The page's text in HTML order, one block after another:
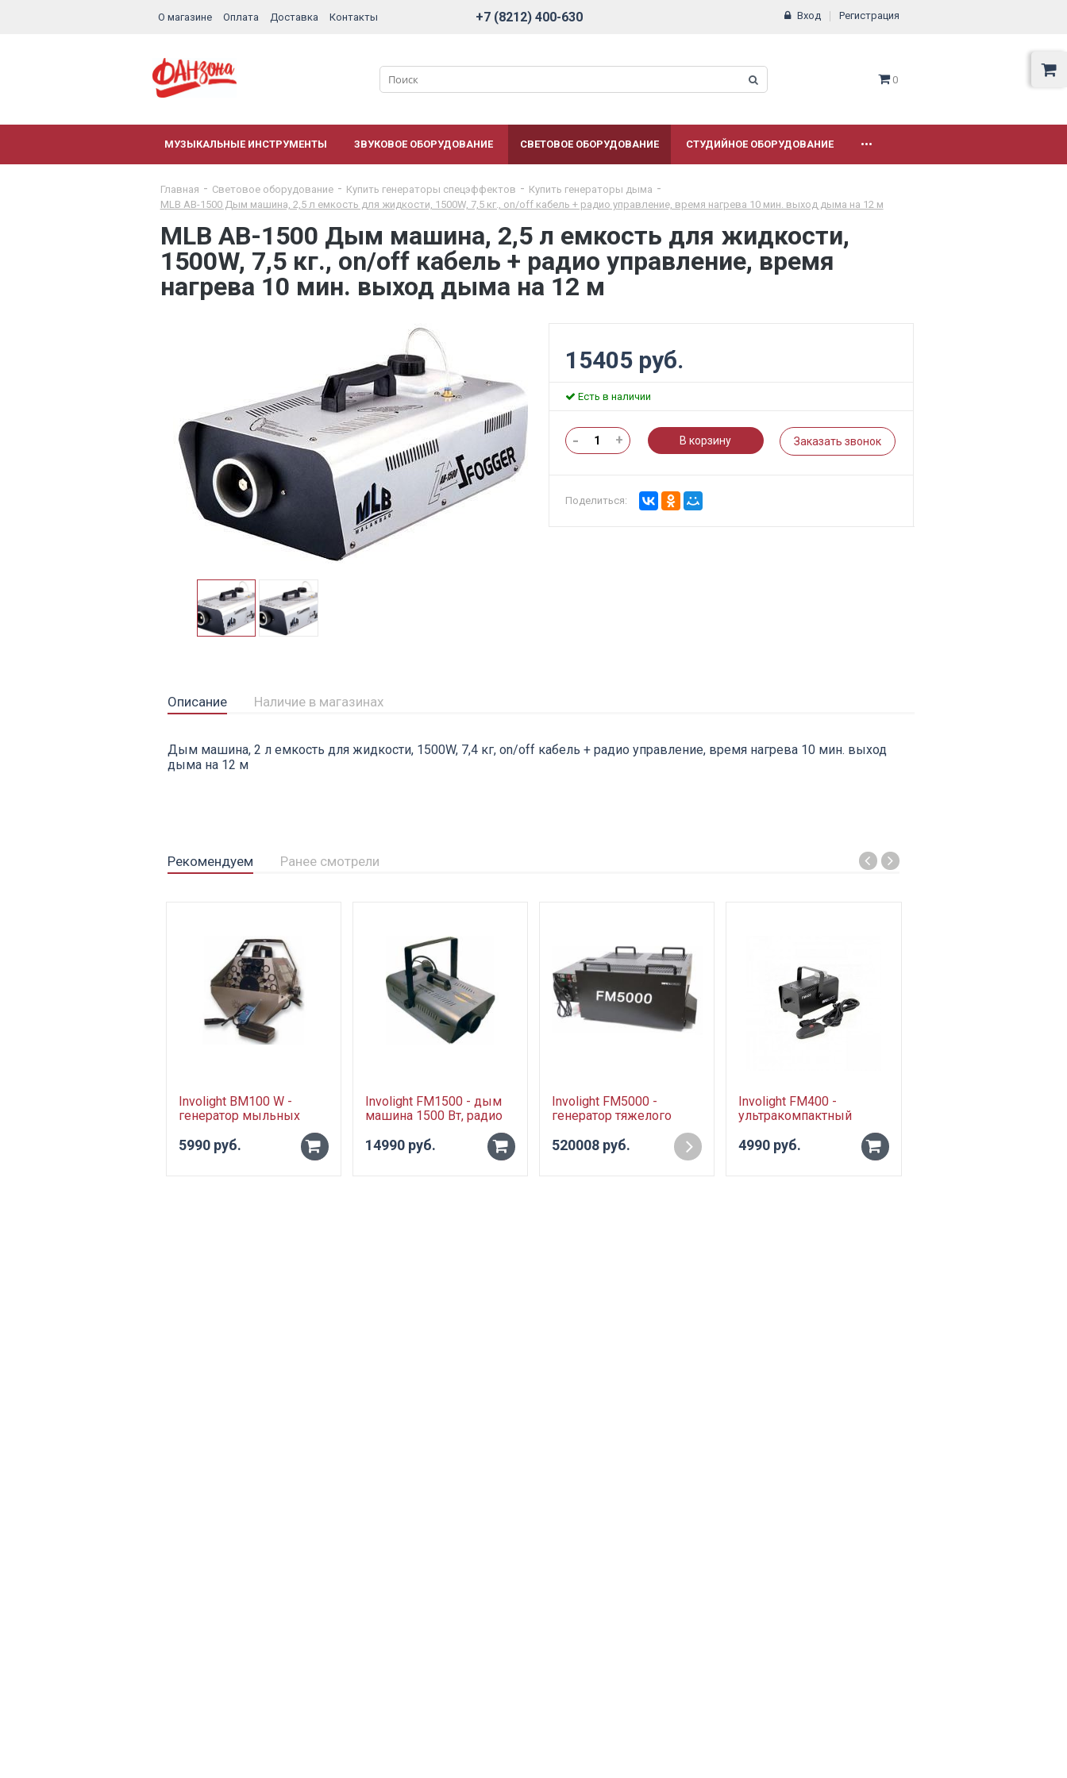
О магазине Оплата Доставка Контакты +7 (8212) 400-630 Вход Регистрация
0
МУЗЫКАЛЬНЫЕ ИНСТРУМЕНТЫ ЗВУКОВОЕ ОБОРУДОВАНИЕ СВЕТОВОЕ ОБОРУДОВАНИЕ СТУДИЙНОЕ ОБОРУДОВАНИЕ •••
Главная Световое оборудование Купить генераторы спецэффектов
Купить генераторы дыма
MLB AB-1500 Дым машина, 2,5 л емкость для жидкости, 1500W, 7,5 кг., on/off кабель + радио управление, время нагрева 10 мин. выход дыма на 12 м
MLB AB-1500 Дым машина, 2,5 л емкость для жидкости,
1500W, 7,5 кг., on/off кабель + радио управление, время
нагрева 10 мин. выход дыма на 12 м
15405 руб.
Есть в наличии
- + В корзину Заказать звонок
Поделиться:
Описание Наличие в магазинах
Дым машина, 2 л емкость для жидкости, 1500W, 7,4 кг, on/off кабель + радио управление, время нагрева 10 мин. выход
дыма на 12 м
Рекомендуем Ранее смотрели
Involight BM100 W -
генератор мыльных
5990 руб. -
Involight FM1500 - дым
машина 1500 Вт, радио
14990 руб. -
Involight FM5000 -
генератор тяжелого
холодильным агрегатом,
5 кВт, DMX-512
520008 руб.
Involight FM400 -
ультракомпактный
генератор дыма, 400 Вт,
проводной пульт
4990 руб. -